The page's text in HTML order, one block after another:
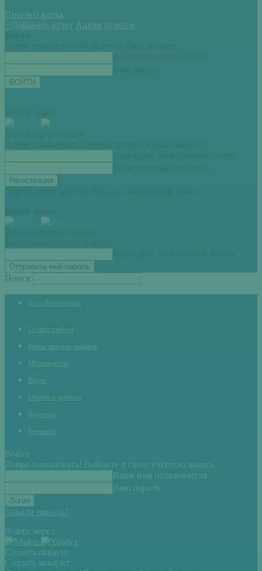
Прогноз клева
+ Добавить отчет Архив отчетов
Войти
Добро пожаловать! Войдите в Ваш аккаунт
Ваше имя пользователя
Ваш пароль
Войти через:
Зарегистрироваться
Добро пожаловать! Зарегистрируйте свой аккаунт
Ваш адрес электронной почты
Ваше имя пользователя
Пароль будет выслан Вам по электронной почте.
Войти через:
Всоатновление пароля
Восстановите свой пароль
Ваш адрес электронной почты
Поиск
Вход/Регистрация
О сайте рыбхоз
Ищем авторов рыбаков
Мероприятия
Видео
Отчеты о рыбалке
Водоемы
Контакты
Войти
Добро пожаловать! Войдите в свою учётную запись
Ваше имя пользователя
Ваш пароль
Забыли пароль?
Войти через:
Создать аккаунт
Создать аккаунт